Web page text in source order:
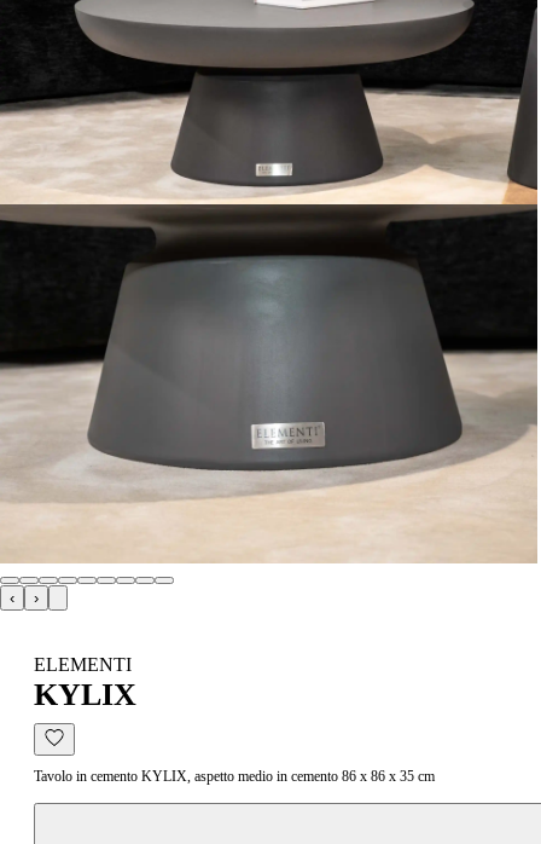
‹ ›
ELEMENTI
KYLIX
Tavolo in cemento KYLIX, aspetto medio in cemento 86 x 86 x 35 cm